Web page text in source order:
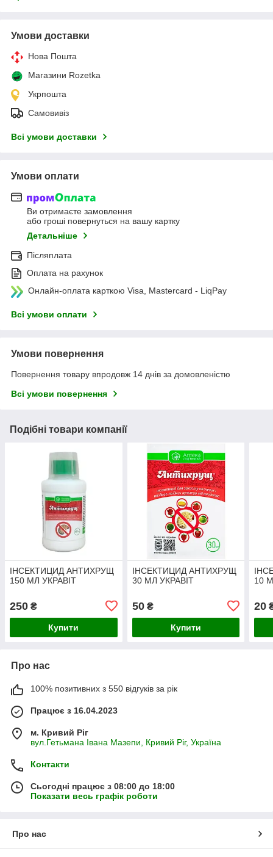
Умови доставки
Нова Пошта
Магазини Rozetka
Укрпошта
Самовивіз
Всі умови доставки
Умови оплати
Ви отримаєте замовлення
або гроші повернуться на вашу картку
Детальніше
Післяплата
Оплата на рахунок
Онлайн-оплата карткою Visa, Mastercard - LiqPay
Всі умови оплати
Умови повернення
Повернення товару впродовж 14 днів за домовленістю
Всі умови повернення
Подібні товари компанії
ІНСЕКТИЦИД АНТИХРУЩ
150 МЛ УКРАВІТ
250 ₴
Купити
ІНСЕКТИЦИД АНТИХРУЩ
30 МЛ УКРАВІТ
50₴
Купити
10
20
Про нас
100% позитивних з 550 відгуків за рік
Працює з 16.04.2023
м. Кривий Ріг
вул.Гетьмана Івана Мазепи, Кривий Ріг, Україна
Контакти
Сьогодні працює з 08:00 до 18:00
Показати весь графік роботи
Про нас